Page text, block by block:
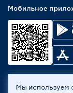
Мобильное
ООО «Бауцентр
Мы используем